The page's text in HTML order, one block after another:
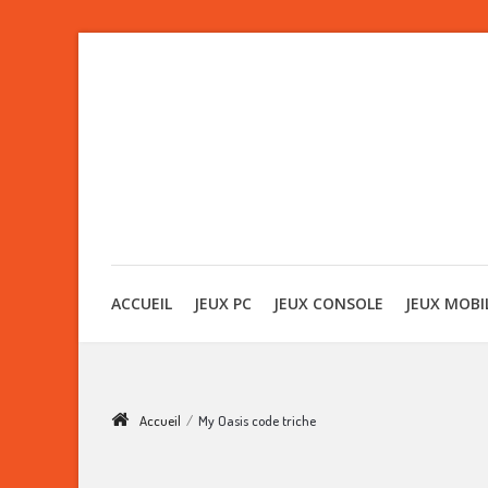
ACCUEIL JEUX PC JEUX CONSOLE JEUX
Accueil / My Oasis code triche